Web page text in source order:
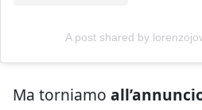
A post shared by
Ma torniamo